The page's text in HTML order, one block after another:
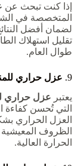
إذا كنت تبحث عن
المتخصصة في
لضمان أفضل
تقليل استهلاك
طوال العام.
9. عزل حراري
يعتبر عزل حراري
التي تُحسن كفاءة
العزل الحراري
الظروف المعيشية
الحرارة العالية.